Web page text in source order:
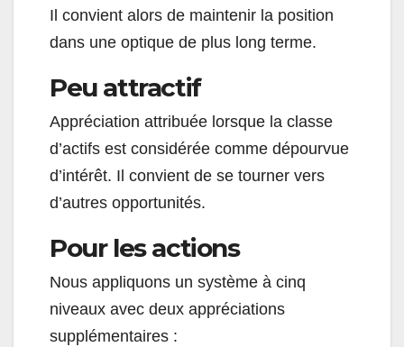
Il convient alors de maintenir la position
dans une optique de plus long terme.
Peu attractif
Appréciation attribuée lorsque la classe
d’actifs est considérée comme dépourvue
d’intérêt. Il convient de se tourner vers
d’autres opportunités.
Pour les actions
Nous appliquons un système à cinq
niveaux avec deux appréciations
supplémentaires :